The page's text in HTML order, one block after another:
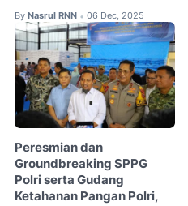
By Nasrul RNN • 06 Dec, 2025
Peresmian dan
Groundbreaking SPPG
Polri serta Gudang
Ketahanan Pangan Polri,